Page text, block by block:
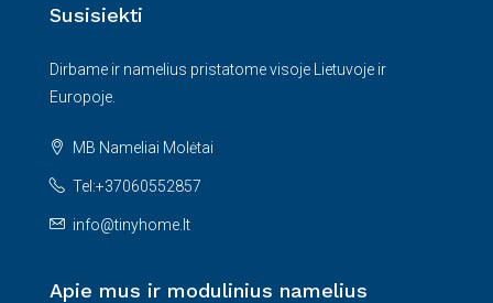
Susisiekti
Dirbame ir namelius pristatome visoje Lietuvoje ir
Europoje.
MB Nameliai Molėtai
Tel:+37060552857
info@tinyhome.lt
Apie mus ir modulinius namelius